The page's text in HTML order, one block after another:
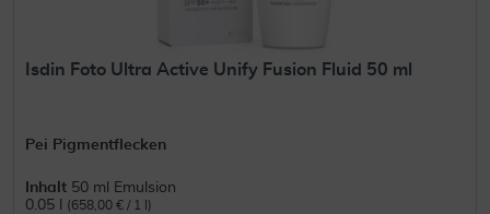
Isdin Foto Ultra Active Unify Fusion Fluid 50 ml
Pei Pigmentflecken
Inhalt 50 ml Emulsion
0.05 l
(658,00 € / 1 l)